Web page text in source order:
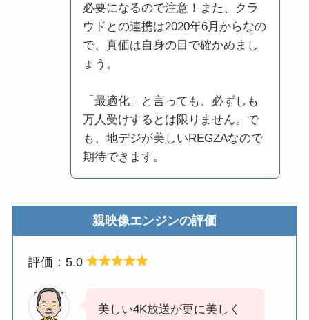
必要になるので注意！また、クラ
ウドとの連携は2020年6月からなの
で、真価は自身の目で確かめまし
ょう。
「最適化」と言っても、必ずしも
万人受けするとは限りません。で
も、地デジが美しいREGZAなので
期待できます。
親映像エンジンの評価
評価：5.0
美しい4K放送が更に美しく